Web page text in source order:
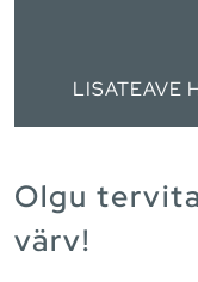
LISATEAVE
Olgu
värv!